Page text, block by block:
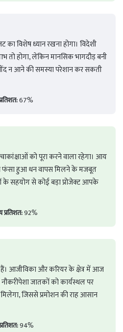
विशेष ध्यान रखना होगा। विदेशी
तो होगा, लेकिन मानसिक भागदौड़ बनी
न आने की समस्या परेशान कर सकती
67%
को पूरा करने वाला रहेगा। आय
फंसा हुआ धन वापस मिलने के मजबूत
के सहयोग से कोई बड़ा प्रोजेक्ट आपके
प्रतिशत:92%
हैं। आजीविका और करियर के क्षेत्र में आज
जातकों को कार्यस्थल पर
जिससे प्रमोशन की राह आसान
94%